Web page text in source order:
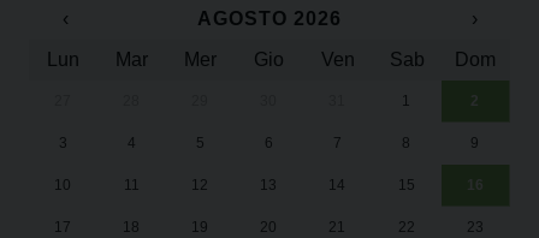
‹ AGOSTO 2026
›
Lun
Mar Mer Gio Ven Sab Dom
1 2
3 4 5 6 7 8 9
10 11 12 13 14 15 16
17 18 19 20 21 22 23